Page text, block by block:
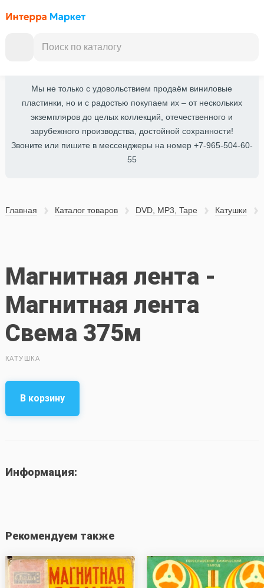
Мы не только с удовольствием продаём виниловые
пластинки, но и с радостью покупаем их – от нескольких
экземпляров до целых коллекций, отечественного и
зарубежного производства, достойной сохранности!
Звоните или пишите в мессенджеры на номер +7-965-504-60-
55
Главная Каталог товаров DVD, MP3, Tape Катушки
Магнитная лента -
Магнитная лента
Свема 375м
КАТУШКА
В корзину
Информация:
Рекомендуем также